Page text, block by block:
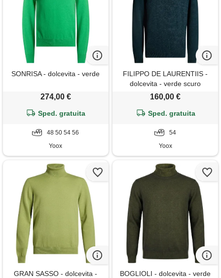
SONRISA - dolcevita - verde
274,00 €
Sped. gratuita
48 50 54 56
Yoox
FILIPPO DE LAURENTIIS -
dolcevita - verde scuro
160,00 €
Sped. gratuita
54
Yoox
GRAN SASSO - dolcevita -
BOGLIOLI - dolcevita - verde